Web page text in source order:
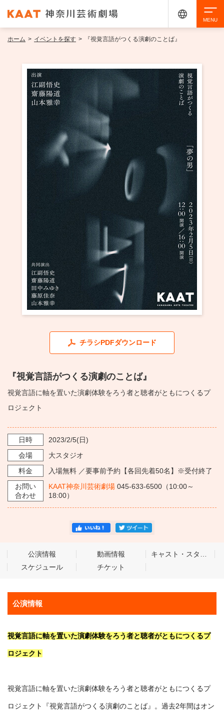
イベントを探す
・ イベント一覧
ご来場案内
・ 館内サービス・アクセシビリティ
・ レストラン/カフェ
・ 交通案内
・ よくある質問
・ ミッション
・ 芸術監督
KAAT 神奈川芸術劇場
アクセシビリティ チケット購入 交通案内
ホーム > イベントを探す > 『視覚言語がつくる演劇のことば』
チラシPDFダウンロード
『視覚言語がつくる演劇のことば』
視覚言語に軸を置いた演劇体験をろう者と聴者がともにつくるプ
ロジェクト
日時 2023/2/5(日)
会場
大スタジオ
料金
入場無料 ／要事前予約【各回先着50名】※受付終了
お問い
合わせ
KAAT神奈川芸術劇場 045-633-6500（10:00～
18:00）
公演情報 動画情報
キャスト・スタッフ
スケジュール
チケット
公演情報
視覚言語に軸を置いた演劇体験をろう者と聴者がともにつくるプ
ロジェクト
視覚言語に軸を置いた演劇体験をろう者と聴者がともにつくるプ
ロジェクト『視覚言語がつくる演劇のことば』。過去2年間はオン